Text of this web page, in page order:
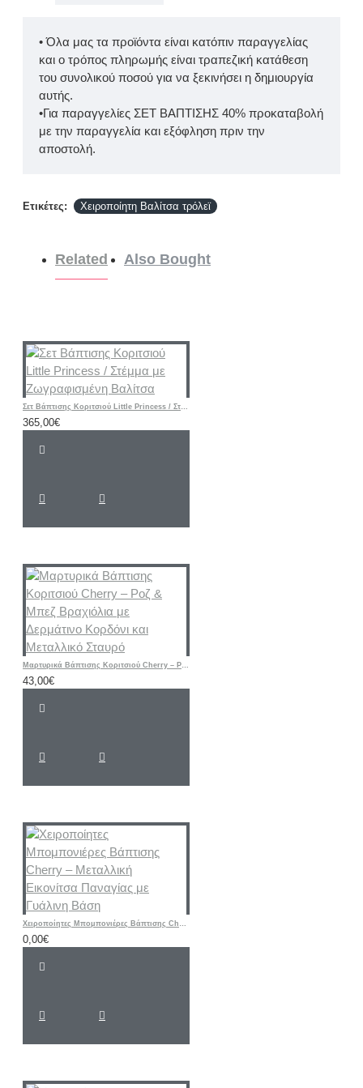
• Όλα μας τα προϊόντα είναι κατόπιν παραγγελίας
και ο τρόπος πληρωμής είναι τραπεζική κατάθεση
του συνολικού ποσού για να ξεκινήσει η δημιουργία
αυτής.
•Για παραγγελίες ΣΕΤ ΒΑΠΤΙΣΗΣ 40% προκαταβολή
με την παραγγελία και εξόφληση πριν την
αποστολή.
Ετικέτες: Χειροποίητη Βαλίτσα τρόλεϊ
Related Also Bought
Σετ Βάπτισης Κοριτσιού Little Princess / Στέμμα με Ζωγραφισμένη Βαλίτσα
365,00€
Μαρτυρικά Βάπτισης Κοριτσιού Cherry – Ροζ & Μπεζ Βραχιόλια με Δερμάτινο Κορδόνι και Μεταλλικό Σταυρό
43,00€
Χειροποίητες Μπομπονιέρες Βάπτισης Cherry – Μεταλλική Εικονίτσα Παναγίας με Γυάλινη Βάση
0,00€